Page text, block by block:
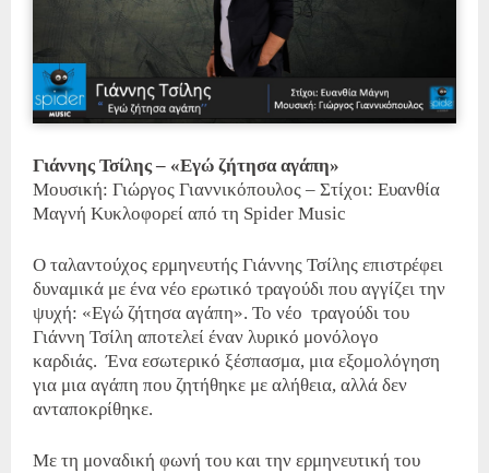
Γιάννης Τσίλης – «Εγώ ζήτησα αγάπη»
Μουσική: Γιώργος Γιαννικόπουλος – Στίχοι: Ευανθία
Μαγνή Κυκλοφορεί από τη Spider Music
Ο ταλαντούχος ερμηνευτής Γιάννης Τσίλης επιστρέφει
δυναμικά με ένα νέο ερωτικό τραγούδι που αγγίζει την
ψυχή: «Εγώ ζήτησα αγάπη». Το νέο τραγούδι του
Γιάννη Τσίλη αποτελεί έναν λυρικό μονόλογο
καρδιάς. Ένα εσωτερικό ξέσπασμα, μια εξομολόγηση
για μια αγάπη που ζητήθηκε με αλήθεια, αλλά δεν
ανταποκρίθηκε.
Με τη μοναδική φωνή του και την ερμηνευτική του